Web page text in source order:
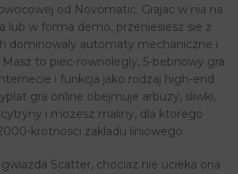
od Novomatic. Grajac w nia na
lub w forma demo, przeniesiesz sie z
dominowaly automaty mechaniczne i
to piec-rownolegly, 5-bebnowy gra
i funkcja jako rodzaj high-end
gra online obejmuje arbuzy, sliwki,
i mozesz maliny, dla ktorego
krotnosci zakladu liniowego.
Scatter, chociaz nie ucieka ona